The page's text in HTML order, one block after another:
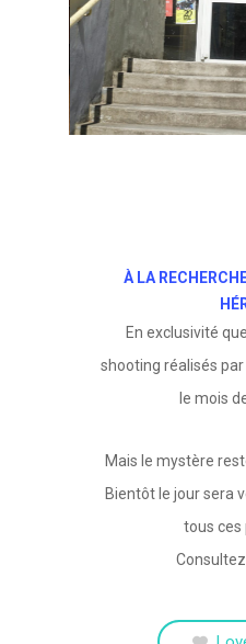
À LA
En exclusivité
shooting réalisés
le mois
Mais le mystère
Bientôt le jour sera
tous ces